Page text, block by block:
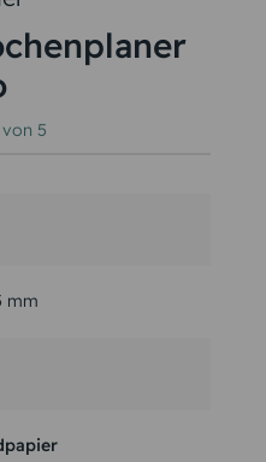
5
mm